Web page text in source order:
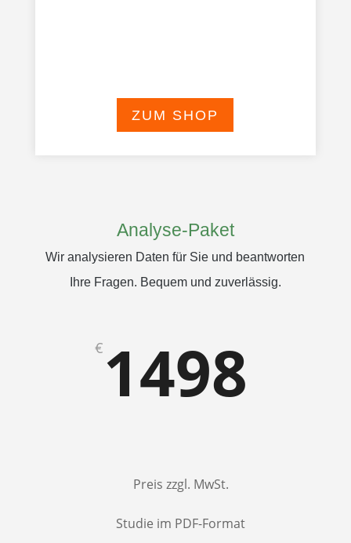
ZUM SHOP
Analyse-Paket
Wir analysieren Daten für Sie und beantworten
Ihre Fragen. Bequem und zuverlässig.
€ 1498
Preis zzgl. MwSt.
Studie im PDF-Format